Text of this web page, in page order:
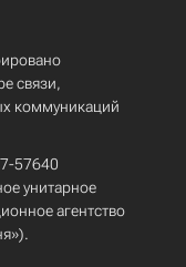
связи,
коммуникаций
57640
унитарное
агентство